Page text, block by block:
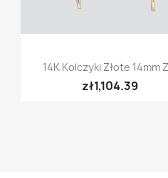
Quick view
14K Kolczyki Złote 14mm
zł1,104.39